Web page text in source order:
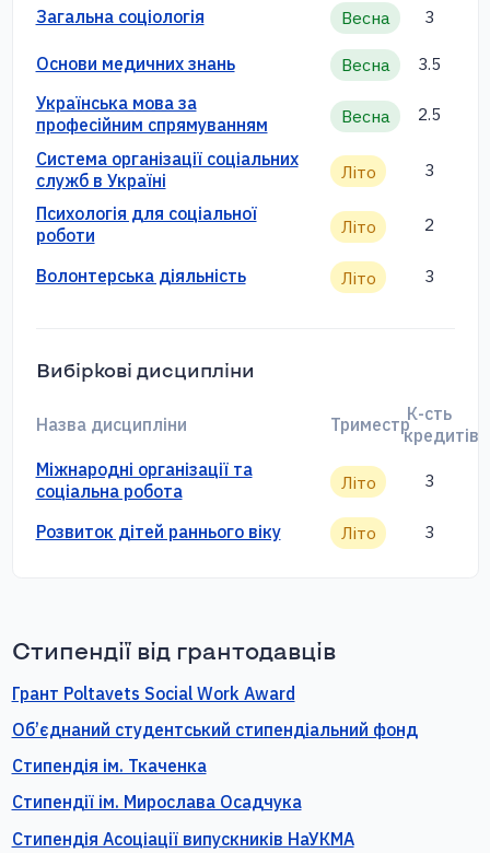
Загальна соціологія Весна 3
Основи медичних знань Весна
3.5
Українська мова за
професійним спрямуванням
Весна 2.5
Система організації соціальних
служб в Україні
Літо 3
Психологія для соціальної
роботи
Літо 2
Волонтерська діяльність Літо 3
Вибіркові дисципліни
Назва дисципліни ТриместрК-сть
кредитів
Міжнародні організації та
соціальна робота
Літо 3
Розвиток дітей раннього віку Літо 3
Стипендії від грантодавців
Грант Poltavets Social Work Award
Об’єднаний студентський стипендіальний фонд
Стипендія ім. Ткаченка
Стипендії ім. Мирослава Осадчука
Стипендія Асоціації випускників НаУКМА